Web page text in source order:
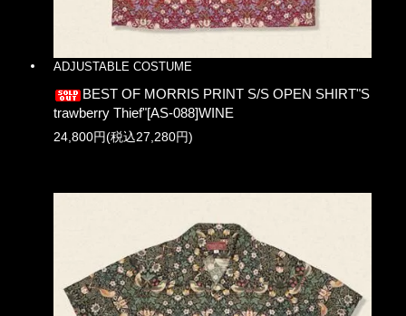
ADJUSTABLE COSTUME
BEST OF MORRIS PRINT S/S OPEN SHIRT"S
trawberry Thief"[AS-088]WINE
24,800円(税込27,280円)